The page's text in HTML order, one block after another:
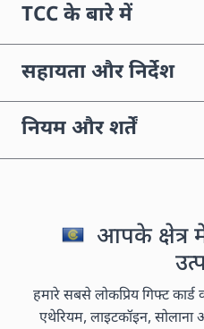
TCC के बारे में
सहायता और निर्देश
नियम और शर्तें
आपके क्षेत्र
हमारे सबसे लोकप्रिय गिफ्ट
एथेरियम, लाइटकॉइन, सोलाना